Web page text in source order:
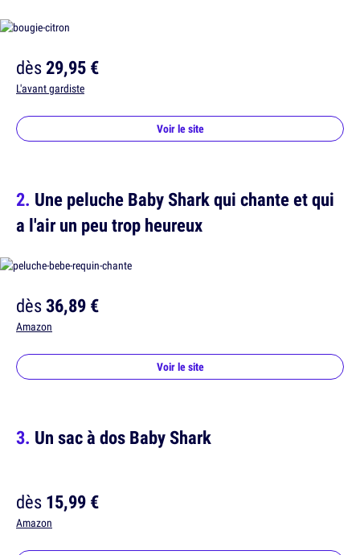
dès29,95 €
L'avant gardiste
Voir le site
Une peluche Baby Shark qui chante et qui
a l'air un peu trop heureux
dès36,89 €
Amazon
Voir le site
Un sac à dos Baby Shark
dès15,99 €
Amazon